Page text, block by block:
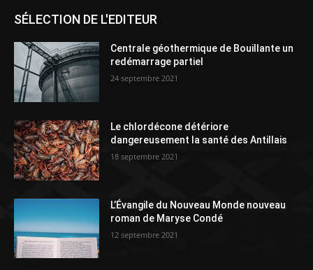
SÉLECTION DE L'EDITEUR
Centrale géothermique de Bouillante un
redémarrage partiel
24 septembre 2021
Le chlordécone détériore
dangereusement la santé des Antillais
18 septembre 2021
L’Évangile du Nouveau Monde nouveau
roman de Maryse Condé
12 septembre 2021